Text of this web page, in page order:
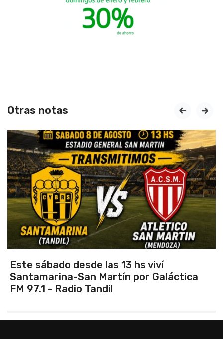
Otras notas
Vuelve el torneo oficial de hockey
prev next